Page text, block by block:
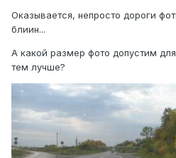
Оказывается, непросто дороги
блиин...
А какой размер фото допустим
тем лучше?